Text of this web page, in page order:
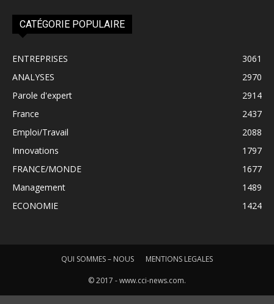
CATÉGORIE POPULAIRE
ENTREPRISES
3061
ANALYSES
2970
Parole d'expert
2914
France
2437
Emploi/Travail
2088
Innovations
1797
FRANCE/MONDE
1677
Management
1489
ECONOMIE
1424
QUI SOMMES – NOUS MENTIONS LEGALES
© 2017 - www.cci-news.com.